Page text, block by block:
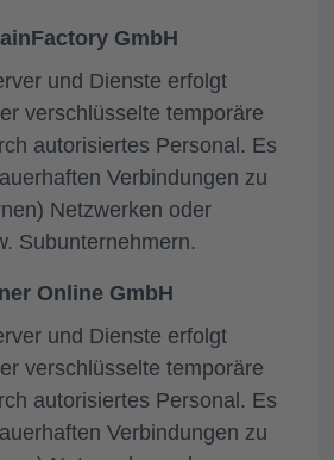
GmbH
und Dienste erfolgt
verschlüsselte temporäre
autorisiertes Personal. Es
Verbindungen zu
Netzwerken oder
Subunternehmern.
Online GmbH
und Dienste erfolgt
verschlüsselte temporäre
autorisiertes Personal. Es
Verbindungen zu